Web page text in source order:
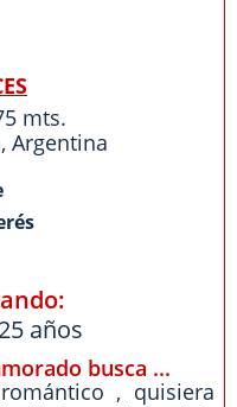
mts.
, Argentina
años
busca ...
, quisiera